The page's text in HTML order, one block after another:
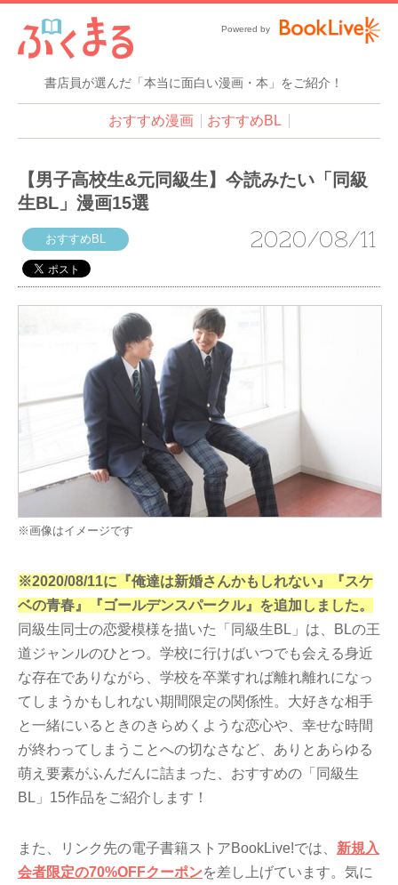
書店員が選んだ「本当に面白い漫画・本」をご紹介！
Powered by
おすすめ漫画 おすすめBL
【男子高校生&元同級生】今読みたい「同級
生BL」漫画15選
おすすめBL 2020/08/11
※画像はイメージです
※2020/08/11に『俺達は新婚さんかもしれない』『スケ
ベの青春』『ゴールデンスパークル』を追加しました。
同級生同士の恋愛模様を描いた「同級生BL」は、BLの王
道ジャンルのひとつ。学校に行けばいつでも会える身近
な存在でありながら、学校を卒業すれば離れ離れになっ
てしまうかもしれない期間限定の関係性。大好きな相手
と一緒にいるときのきらめくような恋心や、幸せな時間
が終わってしまうことへの切なさなど、ありとあらゆる
萌え要素がふんだんに詰まった、おすすめの「同級生
BL」15作品をご紹介します！
また、リンク先の電子書籍ストアBookLive!では、 新規入
会者限定の70%OFFクーポンを差し上げています。気に